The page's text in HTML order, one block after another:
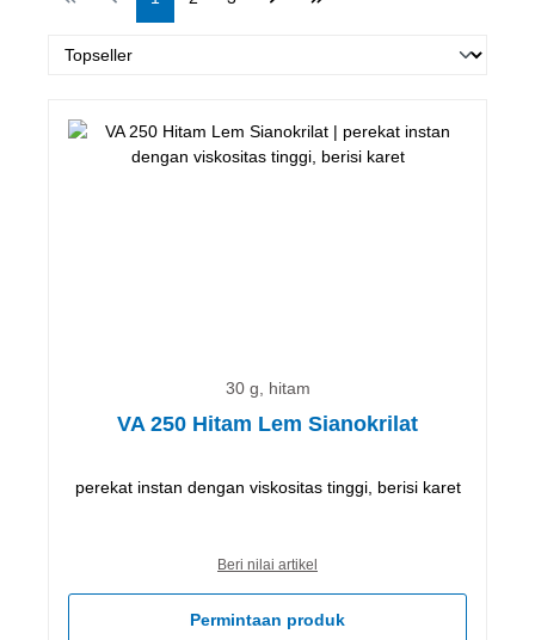
30 g, hitam
VA 250 Hitam Lem Sianokrilat
perekat instan dengan viskositas tinggi, berisi karet
Beri nilai artikel
Permintaan produk